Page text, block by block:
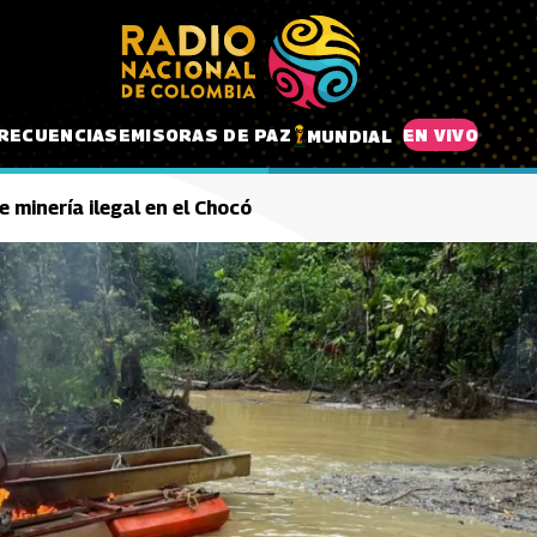
EMISORAS DE PAZ MUNDIAL EN VIVO
minería ilegal en el Chocó